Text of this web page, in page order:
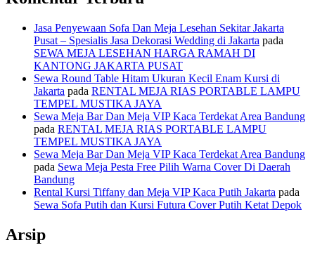
Jasa Penyewaan Sofa Dan Meja Lesehan Sekitar Jakarta
Pusat – Spesialis Jasa Dekorasi Wedding di Jakarta pada
SEWA MEJA LESEHAN HARGA RAMAH DI
KANTONG JAKARTA PUSAT
Sewa Round Table Hitam Ukuran Kecil Enam Kursi di
Jakarta pada RENTAL MEJA RIAS PORTABLE LAMPU
TEMPEL MUSTIKA JAYA
Sewa Meja Bar Dan Meja VIP Kaca Terdekat Area Bandung
pada RENTAL MEJA RIAS PORTABLE LAMPU
TEMPEL MUSTIKA JAYA
Sewa Meja Bar Dan Meja VIP Kaca Terdekat Area Bandung
pada Sewa Meja Pesta Free Pilih Warna Cover Di Daerah
Bandung
Rental Kursi Tiffany dan Meja VIP Kaca Putih Jakarta pada
Sewa Sofa Putih dan Kursi Futura Cover Putih Ketat Depok
Arsip